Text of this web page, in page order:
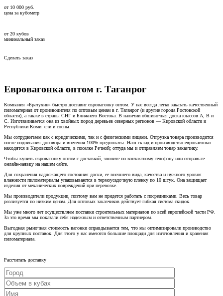
от 10 000 руб.
цена за кубометр
от20 кубов
минимальный заказ
Сделать заказ
Евровагонка оптом г. Таганрог
Компания «Братухин» быстро доставит евровагонку оптом. У нас всегда легко заказать качественный
пиломатериал от производителя по оптовым ценам в г. Таганрог (и другие города Ростовской
области), а также в страны СНГ и Ближнего Востока. В наличии обшивочная доска классов А, В и
С. Изготавливается она из хвойных пород деревьев северных регионов — Кировской области и
Республики Коми: ели и сосны.
Мы сотрудничаем как с юридическими, так и с физическими лицами. Отгрузка товара производится
после подписания договора и внесения 100% предоплаты. Наш склад и производство евровагонки
находятся в Кировской области, в поселке Речной; оттуда мы и отправляем товар заказчику.
Чтобы купить евровагонку оптом с доставкой, звоните по контактному телефону или отправьте
онлайн-заявку на нашем сайте.
Для сохранения надлежащего состояния доски, ее внешнего вида, качества и нужного уровня
влажности пиломатериалы упаковываются в термоусадочную пленку по 10 штук. Она защищает
изделия от механических повреждений при перевозке.
Мы производители продукции, поэтому вам не придется работать с посредниками. Весь товар
реализуется по низким ценам. Для оптовых заказчиков действует гибкая система скидок.
Мы уже много лет осуществляем поставки строительных материалов по всей европейской части РФ.
За это время мы показали себя надежным и ответственным партнером.
Выгодная рыночная стоимость вагонки оправдывается тем, что мы оптимизировали производство
для крупных поставок. Для этого у нас имеются большие площади для изготовления и хранения
пиломатериала.
Рассчитать доставку